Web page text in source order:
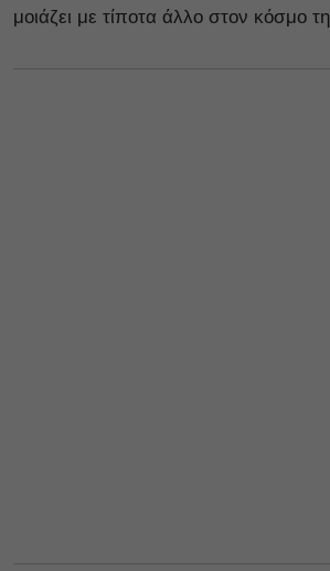
μοιάζει με τίποτα άλλο στον κόσμο